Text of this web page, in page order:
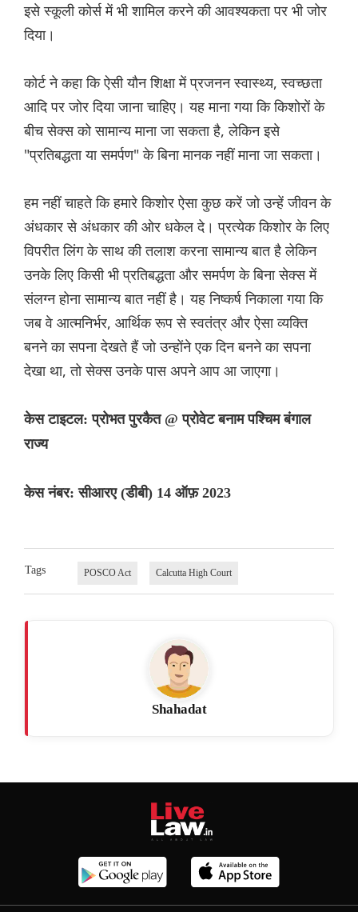
इसे स्कूली कोर्स में भी शामिल करने की आवश्यकता पर भी जोर
दिया।
कोर्ट ने कहा कि ऐसी यौन शिक्षा में प्रजनन स्वास्थ्य, स्वच्छता
आदि पर जोर दिया जाना चाहिए। यह माना गया कि किशोरों के
बीच सेक्स को सामान्य माना जा सकता है, लेकिन इसे
"प्रतिबद्धता या समर्पण" के बिना मानक नहीं माना जा सकता।
हम नहीं चाहते कि हमारे किशोर ऐसा कुछ करें जो उन्हें जीवन के
अंधकार से अंधकार की ओर धकेल दे। प्रत्येक किशोर के लिए
विपरीत लिंग के साथ की तलाश करना सामान्य बात है लेकिन
उनके लिए किसी भी प्रतिबद्धता और समर्पण के बिना सेक्स में
संलग्न होना सामान्य बात नहीं है। यह निष्कर्ष निकाला गया कि
जब वे आत्मनिर्भर, आर्थिक रूप से स्वतंत्र और ऐसा व्यक्ति
बनने का सपना देखते हैं जो उन्होंने एक दिन बनने का सपना
देखा था, तो सेक्स उनके पास अपने आप आ जाएगा।
केस टाइटल: प्रोभत पुरकैत @ प्रोवेट बनाम पश्चिम बंगाल
राज्य
केस नंबर: सीआरए (डीबी) 14 ऑफ़ 2023
Tags POSCO Act Calcutta High Court
Shahadat